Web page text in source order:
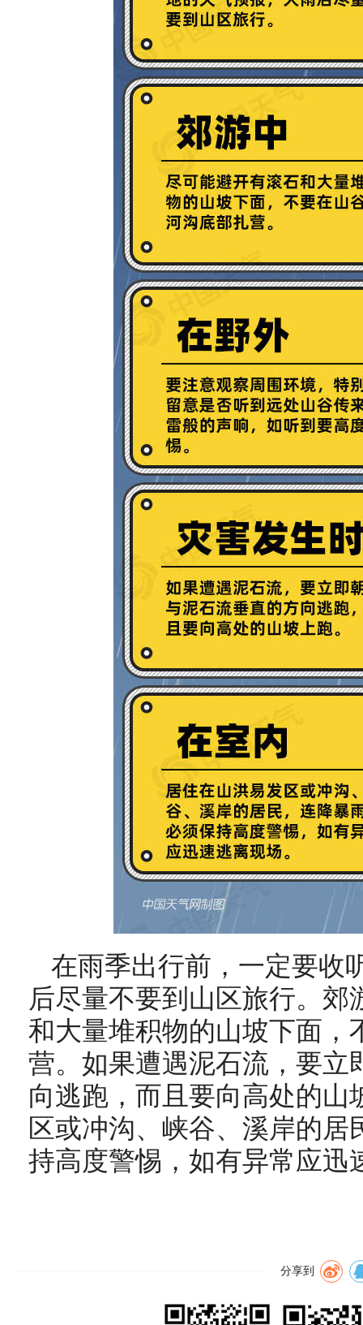
在雨季出行前，一定要收
后尽量不要到山区旅行。
和大量堆积物的山坡下面，
营。如果遭遇泥石流，要立
向逃跑，而且要向高处的山
区或冲沟、峡谷、溪岸的
持高度警惕，如有异常应迅
分享到